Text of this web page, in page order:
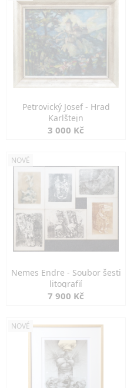
Petrovický Josef - Hrad
Karlštejn
3 000 Kč
NOVÉ
Nemes Endre - Soubor šesti
litografií
7 900 Kč
NOVÉ